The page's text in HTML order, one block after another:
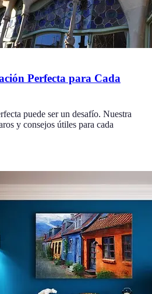
Perfecta para Cada
puede ser un desafío. Nuestra
y consejos útiles para cada